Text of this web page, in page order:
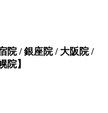
院 / 銀座院 / 大阪院 /
院】